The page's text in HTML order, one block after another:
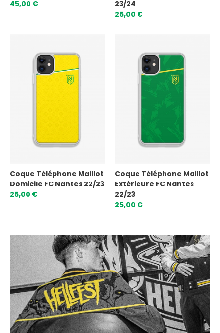
45,00 €
23/24
25,00 €
Coque Téléphone Maillot
Domicile FC Nantes 22/23
25,00 €
Coque Téléphone Maillot
Extérieure FC Nantes
22/23
25,00 €